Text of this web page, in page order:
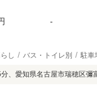
-
し バス・トイレ別 駐車
、愛知県名古屋市瑞穂区